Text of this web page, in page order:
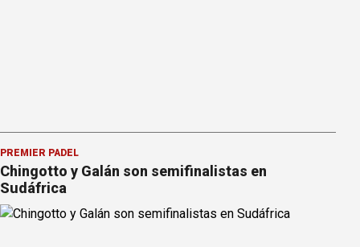
PREMIER PÁDEL
Chingotto y Galán son semifinalistas en
Sudáfrica